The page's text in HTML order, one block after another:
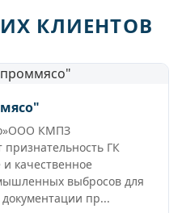
КЛИЕНТОВ
КМПЗ
ГК
качественное
выбросов для
документации пр...